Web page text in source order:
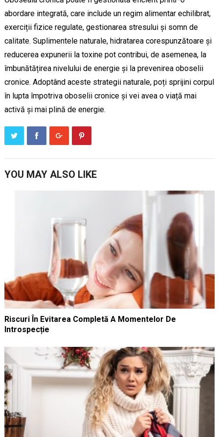
abordare integrată, care include un regim alimentar echilibrat,
exerciții fizice regulate, gestionarea stresului și somn de
calitate. Suplimentele naturale, hidratarea corespunzătoare și
reducerea expunerii la toxine pot contribui, de asemenea, la
îmbunătățirea nivelului de energie și la prevenirea oboselii
cronice. Adoptând aceste strategii naturale, poți sprijini corpul
în lupta împotriva oboselii cronice și vei avea o viață mai
activă și mai plină de energie.
YOU MAY ALSO LIKE
Riscuri În Evitarea Completă A Momentelor De
Introspecție